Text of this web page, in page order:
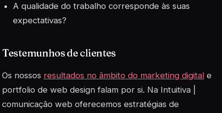
A qualidade do trabalho corresponde às suas
expectativas?
Testemunhos de clientes
Os nossos resultados no âmbito do marketing digital e
portfolio de web design falam por si. Na Intuitiva |
comunicação web oferecemos estratégias de